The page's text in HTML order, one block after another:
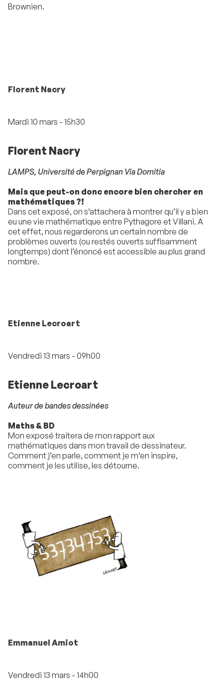
Brownien.
Florent Nacry
Mardi 10 mars - 15h30
Florent Nacry
LAMPS, Université de Perpignan Via Domitia
Mais que peut-on donc encore bien chercher en
mathématiques ?!
Dans cet exposé, on s’attachera à montrer qu’il y a bien
eu une vie mathématique entre Pythagore et Villani. A
cet effet, nous regarderons un certain nombre de
problèmes ouverts (ou restés ouverts suffisamment
longtemps) dont l’énoncé est accessible au plus grand
nombre.
Etienne Lecroart
Vendredi 13 mars - 09h00
Etienne Lecroart
Auteur de bandes dessinées
Maths & BD
Mon exposé traitera de mon rapport aux
mathématiques dans mon travail de dessinateur.
Comment j’en parle, comment je m’en inspire,
comment je les utilise, les détourne.
Emmanuel Amiot
Vendredi 13 mars - 14h00